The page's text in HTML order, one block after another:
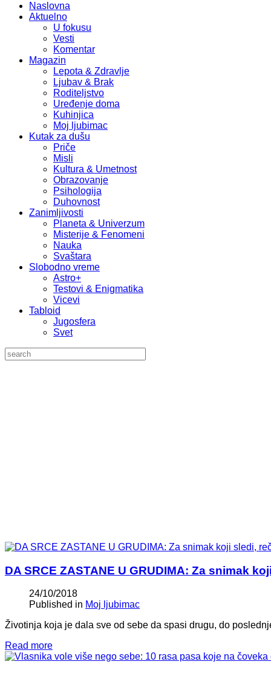
Naslovna
Aktuelno
U fokusu
Vesti
Komentar
Magazin
Lepota & Zdravlje
Ljubav & Brak
Roditeljstvo
Uređenje doma
Kuhinjica
Moj ljubimac
Kutak za dušu
Priče
Misli
Kultura & Umetnost
Obrazovanje
Psihologija
Duhovnost
Zanimljivosti
Planeta & Univerzum
Misterije & Fenomeni
Nauka
Svaštara
Slobodno vreme
Astro+
Testovi & Enigmatika
Vicevi
Tabloid
Jugosfera
Svet
DA SRCE ZASTANE U GRUDIMA: Za snimak
24/10/2018
Published in Moj ljubimac
Životinja koja je dala sve od sebe da spasi drugu, do
Read more